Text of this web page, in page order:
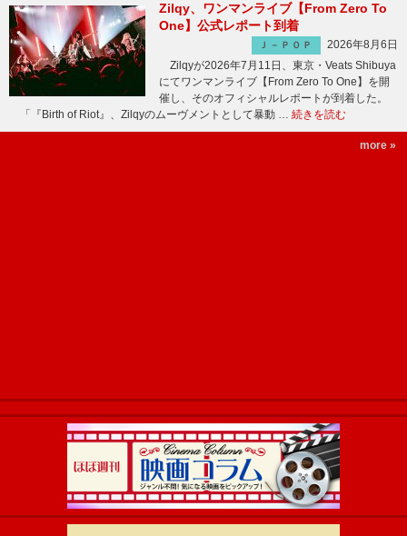
Zilqy、ワンマンライブ【From Zero To
One】公式レポート到着
Ｊ－ＰＯＰ
2026年8月6日
Zilqyが2026年7月11日、東京・Veats Shibuya
にてワンマンライブ【From Zero To One】を開
催し、そのオフィシャルレポートが到着した。
「『Birth of Riot』、Zilqyのムーヴメントとして暴動 … 続きを読む
more »